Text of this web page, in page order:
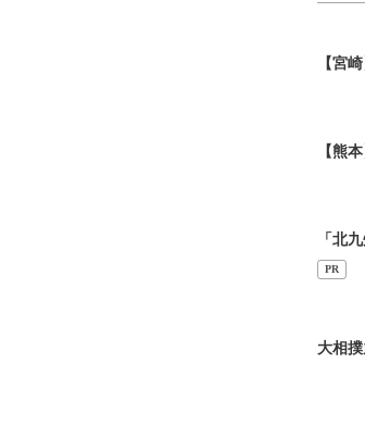
【宮
【熊
「北
PR
大相